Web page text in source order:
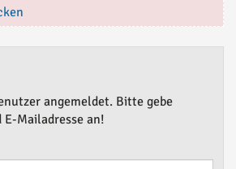
angemeldet. Bitte gebe
E-Mailadresse an!